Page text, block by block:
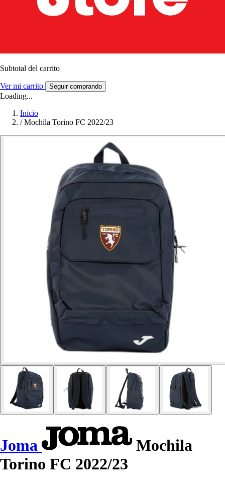
Subtotal del carrito
Ver mi carrito Seguir comprando
Loading...
Inicio
/ Mochila Torino FC 2022/23
Joma
Mochila
Torino FC 2022/23